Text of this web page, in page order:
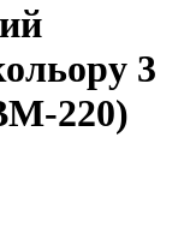
3
220)